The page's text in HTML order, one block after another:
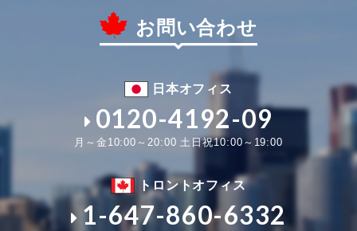
お問い合わせ
日本オフィス
0120-4192-09
月～金10:00～20:00 土日祝10:00～19:00
トロントオフィス
1-647-860-6332